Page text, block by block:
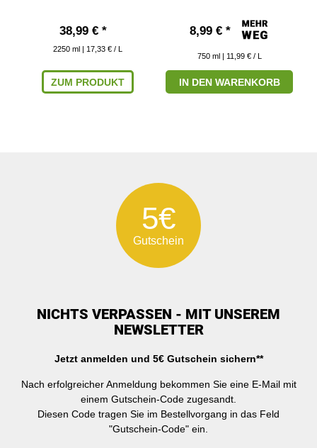
38,99 € *
2250 ml | 17,33 € / L
ZUM PRODUKT
8,99 € *
750 ml | 11,99 € / L
IN DEN WARENKORB
5€
Gutschein
NICHTS VERPASSEN - MIT UNSEREM
NEWSLETTER
Jetzt anmelden und 5€ Gutschein sichern**
Nach erfolgreicher Anmeldung bekommen Sie eine E-Mail mit
einem Gutschein-Code zugesandt.
Diesen Code tragen Sie im Bestellvorgang in das Feld
"Gutschein-Code" ein.